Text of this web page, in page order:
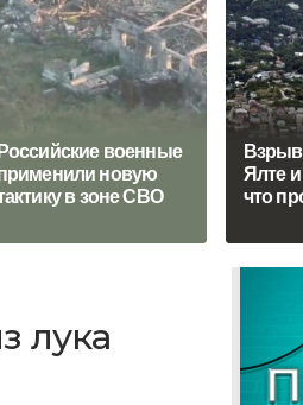
Российские военные
новую
в зоне СВО
Ялте
что
лука